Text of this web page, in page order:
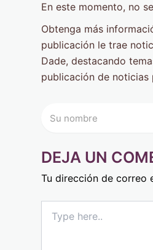
En este momento, no
Obtenga más
publicación le trae
Dade, destacando
publicación de noticias
DEJA UN
Tu dirección de correo
here..